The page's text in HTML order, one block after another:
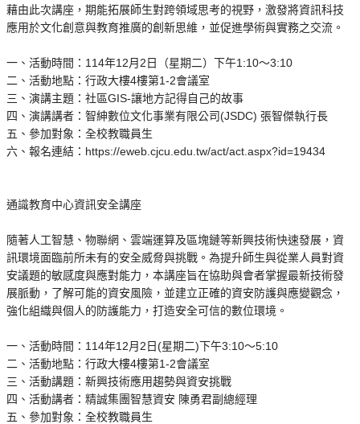
藉由此次講座，期能拓展師生對跨領域思考的視野，激發將資訊科技
應用於文化創意與教育推廣的創新思維，並促進學術與實務之交流。
一、活動時間：114年12月2日（星期二）下午1:10～3:10
二、活動地點：行政大樓4樓第1-2會議室
三、演講主題：社區GIS-讓地方記得自己的故事
四、演講講者：智紳數位文化事業有限公司(JSDC) 張智傑執行長
五、參加對象：全校教職員生
六、報名連結：https://eweb.cjcu.edu.tw/act/act.aspx?id=19434
通識教育中心資訊安全講座
隨著人工智慧、物聯網、雲端運算及區塊鏈等新興技術快速發展，資
訊環境面臨前所未有的安全威脅與挑戰。為提升師生與從業人員對資
安議題的敏感度與應對能力，本講座旨在協助與會者掌握最新技術發
展脈動，了解可能的資安風險，並建立正確的資安防護與應變觀念，
強化組織與個人的防護能力，打造安全可信的數位環境。
一、活動時間：114年12月2日(星期二)下午3:10～5:10
二、活動地點：行政大樓4樓第1-2會議室
三、活動講題：新興技術應用趨勢與資安挑戰
四、活動講者：精誠集團智慧資安 陳勇君副總經理
五、參加對象：全校教職員生